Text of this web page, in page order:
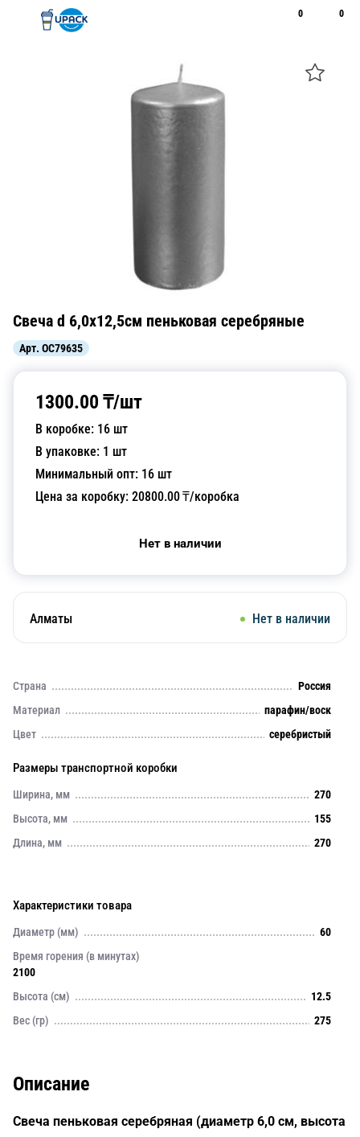
0 0
Свеча d 6,0х12,5см пеньковая серебряные
Арт. OC79635
1300.00 ₸/шт
В коробке: 16 шт
В упаковке: 1 шт
Минимальный опт: 16 шт
Цена за коробку: 20800.00₸/коробка
Нет в наличии
Алматы Нет в наличии
Страна
Россия
Материал
парафин/воск
Цвет
серебристый
Размеры транспортной коробки
Ширина, мм
270
Высота, мм
155
Длина, мм
270
Характеристики товара
Диаметр (мм)
60
Время горения (в минутах)
2100
Высота (см)
12.5
Вес (гр)
275
Описание
Свеча пеньковая серебряная (диаметр 6,0 см, высота